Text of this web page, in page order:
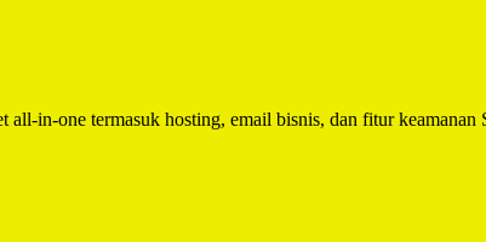
all-in-one termasuk hosting, email bisnis, dan fitur keamanan